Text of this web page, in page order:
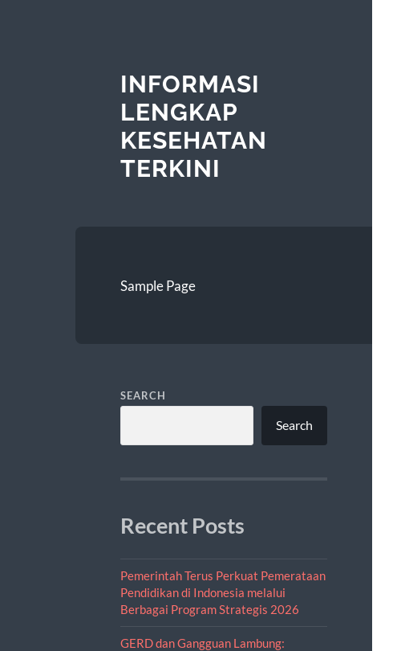
INFORMASI
LENGKAP
KESEHATAN
TERKINI
Sample Page
SEARCH
Search
Recent Posts
Pemerintah Terus Perkuat Pemerataan
Pendidikan di Indonesia melalui
Berbagai Program Strategis 2026
GERD dan Gangguan Lambung: